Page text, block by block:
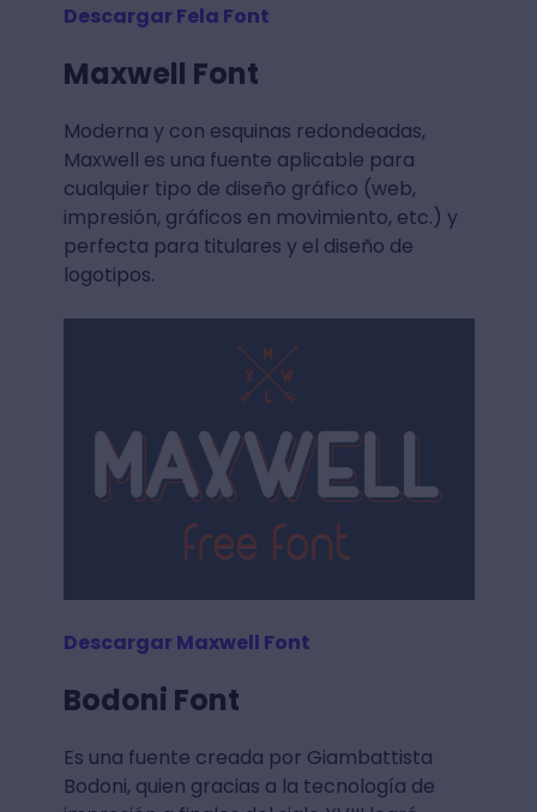
Descargar Fela Font
Maxwell Font
Moderna y con esquinas redondeadas,
Maxwell es una fuente aplicable para
cualquier tipo de diseño gráfico (web,
impresión, gráficos en movimiento, etc.) y
perfecta para titulares y el diseño de
logotipos.
Descargar Maxwell Font
Bodoni Font
Es una fuente creada por Giambattista
Bodoni, quien gracias a la tecnología de